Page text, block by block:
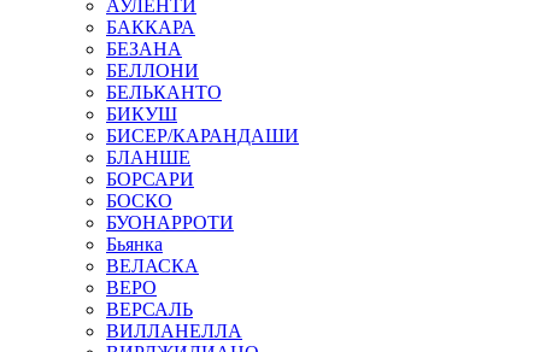
АУЛЕНТИ
БАККАРА
БЕЗАНА
БЕЛЛОНИ
БЕЛЬКАНТО
БИКУШ
БИСЕР/КАРАНДАШИ
БЛАНШЕ
БОРСАРИ
БОСКО
БУОНАРРОТИ
Бьянка
ВЕЛАСКА
ВЕРО
ВЕРСАЛЬ
ВИЛЛАНЕЛЛА